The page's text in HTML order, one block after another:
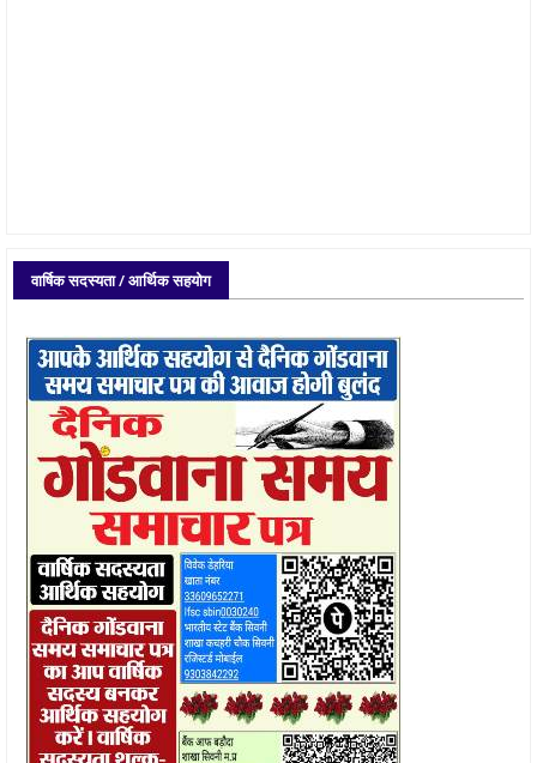
वार्षिक सदस्यता / आर्थिक सहयोग